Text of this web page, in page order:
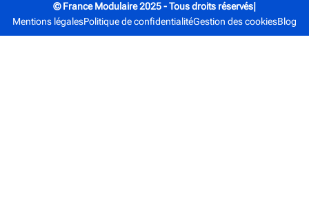
© France Modulaire 2025 - Tous droits réservés
Mentions légalesPolitique de confidentialitéGestion des cookiesBlog